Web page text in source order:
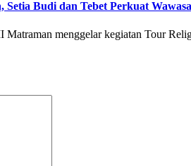
Budi dan Tebet Perkuat
menggelar kegiatan Tour